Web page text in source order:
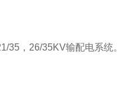
35，26/35KV输配电系统。